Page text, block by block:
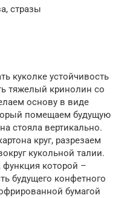
стразы
куколке устойчивость
тяжелый кринолин со
основу в виде
помещаем будущую
стояла вертикально.
круг, разрезаем
кукольной талии.
функция которой –
будущего конфетного
бумагой